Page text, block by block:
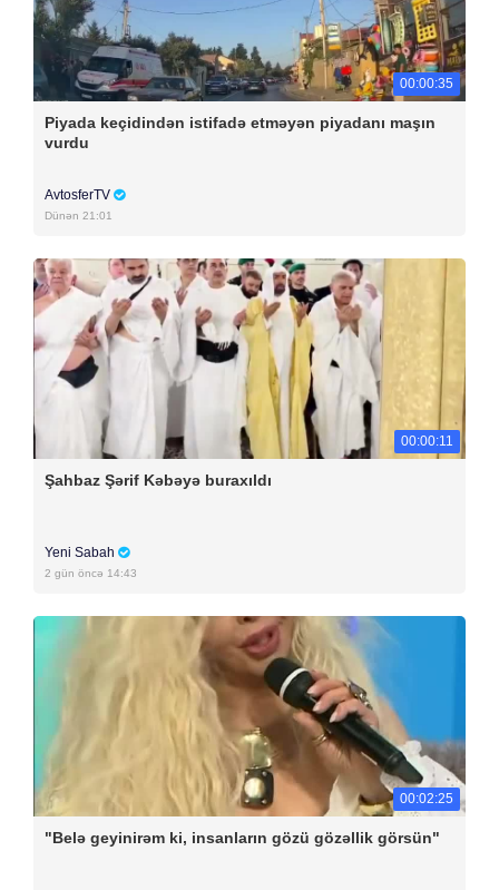
00:00:35
Piyada keçidindən istifadə etməyən piyadanı maşın
vurdu
AvtosferTV
Dünən 21:01
00:00:11
Şahbaz Şərif Kəbəyə buraxıldı
Yeni Sabah
2 gün öncə 14:43
00:02:25
"Belə geyinirəm ki, insanların gözü gözəllik görsün"